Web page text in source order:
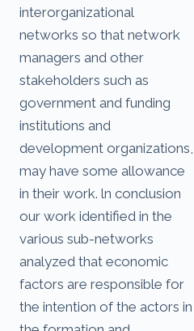
interorganizational
networks so that network
managers and other
stakeholders such as
government and funding
institutions and
development organizations,
may have some allowance
in their work. ln conclusion
our work identified in the
various sub-networks
analyzed that economic
factors are responsible for
the intention of the actors in